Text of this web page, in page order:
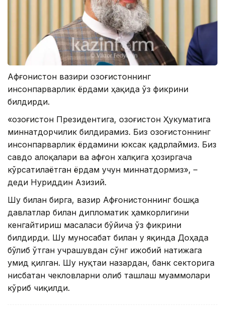
Афғонистон вазири Қозоғистоннинг
инсонпарварлик ёрдами ҳақида ўз фикрини
билдирди.
«Қозоғистон Президентига, Қозоғистон Ҳукуматига
миннатдорчилик билдирамиз. Биз Қозоғистоннинг
инсонпарварлик ёрдамини юксак қадрлаймиз. Биз
савдо алоқалари ва афғон халқига ҳозиргача
кўрсатилаётган ёрдам учун миннатдормиз», –
деди Нуриддин Азизий.
Шу билан бирга, вазир Афғонистоннинг бошқа
давлатлар билан дипломатик ҳамкорлигини
кенгайтириш масаласи бўйича ўз фикрини
билдирди. Шу муносабат билан у яқинда Доҳада
бўлиб ўтган учрашувдан сўнг ижобий натижага
умид қилган. Шу нуқтаи назардан, банк секторига
нисбатан чекловларни олиб ташлаш муаммолари
кўриб чиқилди.